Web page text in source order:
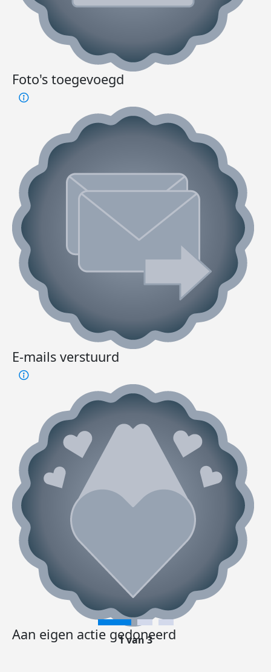
Foto's toegevoegd
E-mails verstuurd
Aan eigen actie gedoneerd
1 van 3